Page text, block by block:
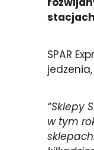
SPAR
“Sklepy
w tym